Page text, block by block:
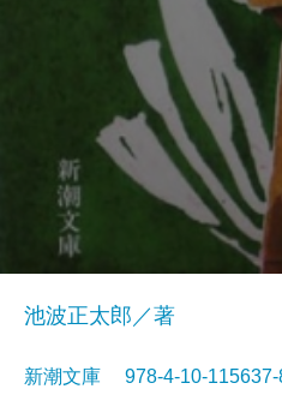
池波正太郎／著
新潮文庫 978-4-10-